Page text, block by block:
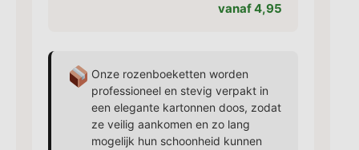
vanaf 4,95
Onze rozenboeketten worden
professioneel en stevig verpakt in
een elegante kartonnen doos, zodat
ze veilig aankomen en zo lang
mogelijk hun schoonheid kunnen